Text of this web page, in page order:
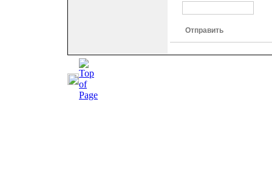
Отправить